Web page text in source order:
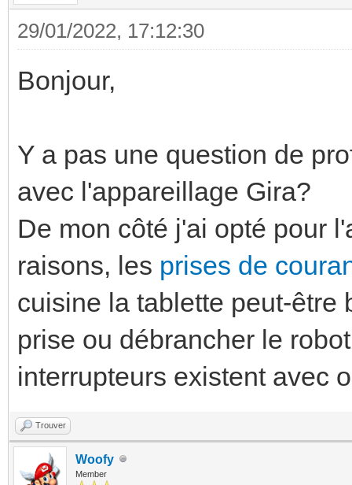
29/01/2022, 17:12:30
Bonjour,
Y a pas une question de
avec l'appareillage Gira?
De mon côté j'ai opté pour
raisons, les prises de
cuisine la tablette peut-être
prise ou débrancher le
interrupteurs existent avec
Trouver
Woofy
Member